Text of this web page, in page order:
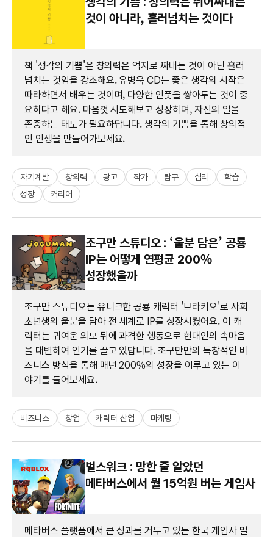
것이 아니라, 흘러넘치는 것이다
책 '생각의 기쁨'은 창의력은 억지로 짜내는 것이 아닌 흘러
넘치는 것임을 강조해요. 유병욱 CD는 좋은 생각의 시작은
따라하면서 배우는 것이며, 다양한 인풋을 쌓아두는 것이 중
요하다고 해요. 마음껏 시도해보고 성장하며, 자신의 일을
존중하는 태도가 필요하답니다. 생각의 기쁨을 통해 창의적
인 인생을 만들어가보세요.
자기계발 창의력 광고 작가 탐구 심리
학습
성장
커리어
조구만 스튜디오 : ‘울분 담은’ 공룡
IP는 어떻게 연평균 200%
성장했을까
조구만 스튜디오는 유니크한 공룡 캐릭터 '브라키오'로 사회
초년생의 울분을 담아 전 세계로 IP를 성장시켰어요. 이 캐
릭터는 귀여운 외모 뒤에 과격한 행동으로 현대인의 속마음
을 대변하여 인기를 끌고 있답니다. 조구만만의 독창적인 비
즈니스 방식을 통해 매년 200%의 성장을 이루고 있는 이
야기를 들어보세요.
비즈니스 창업 캐릭터 산업 마케팅
벌스워크 : 망한 줄 알았던
메타버스에서 월 15억원 버는 게임사
메타버스 플랫폼에서 큰 성과를 거두고 있는 한국 게임사 벌